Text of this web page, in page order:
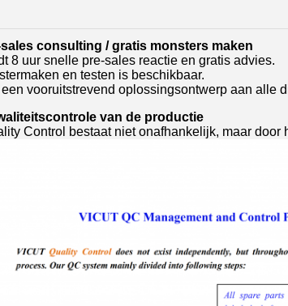
consulting / gratis monsters maken
8 uur snelle pre-sales reactie en gratis advies.
en testen is beschikbaar.
vooruitstrevend oplossingsontwerp aan alle
van de productie
Control bestaat niet onafhankelijk, maar door